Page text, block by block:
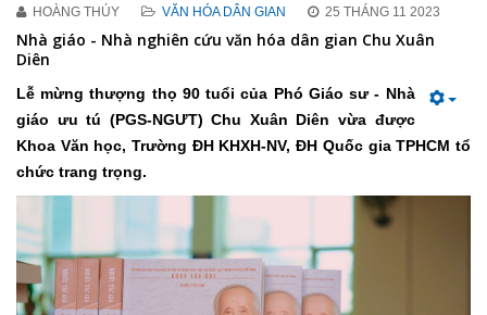
HOÀNG THÚY VĂN HÓA DÂN GIAN 25 THÁNG 11 2023
Nhà giáo - Nhà nghiên cứu văn hóa dân gian Chu Xuân
Diên
Lễ mừng thượng thọ 90 tuổi của Phó Giáo sư - Nhà
giáo ưu tú (PGS-NGƯT) Chu Xuân Diên vừa được
Khoa Văn học, Trường ĐH KHXH-NV, ĐH Quốc gia TPHCM tổ
chức trang trọng.